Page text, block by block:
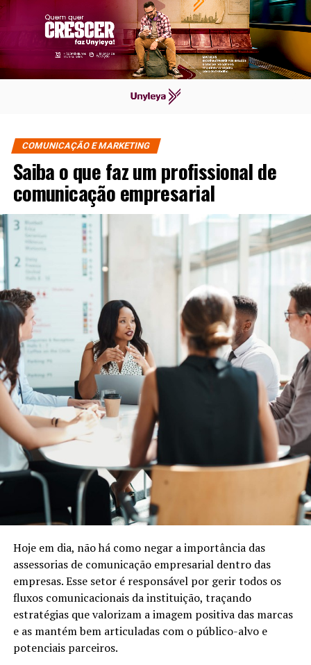
COMUNICAÇÃO E MARKETING
Saiba o que faz um profissional de
comunicação empresarial
Hoje em dia, não há como negar a importância das
assessorias de comunicação empresarial dentro das
empresas. Esse setor é responsável por gerir todos os
fluxos comunicacionais da instituição, traçando
estratégias que valorizam a imagem positiva das marcas
e as mantém bem articuladas com o público-alvo e
potenciais parceiros.